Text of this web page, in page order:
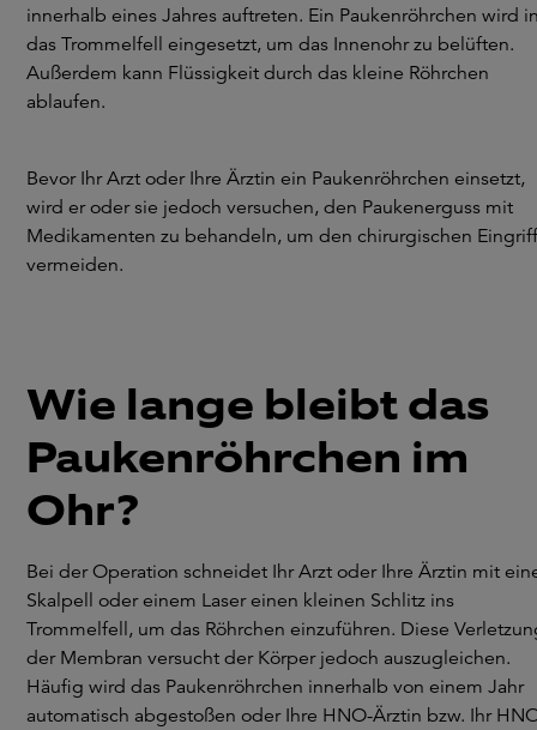
innerhalb eines Jahres auftreten. Ein Paukenröhrchen wird
das Trommelfell eingesetzt, um das Innenohr zu belüften.
Außerdem kann Flüssigkeit durch das kleine Röhrchen
ablaufen.
Bevor Ihr Arzt oder Ihre Ärztin ein Paukenröhrchen einsetzt,
wird er oder sie jedoch versuchen, den Paukenerguss mit
Medikamenten zu behandeln, um den chirurgischen
vermeiden.
Wie lange bleibt das
Paukenröhrchen im
Ohr?
Bei der Operation schneidet Ihr Arzt oder Ihre Ärztin mit
Skalpell oder einem Laser einen kleinen Schlitz ins
Trommelfell, um das Röhrchen einzuführen. Diese
der Membran versucht der Körper jedoch auszugleichen.
Häufig wird das Paukenröhrchen innerhalb von einem Jahr
automatisch abgestoßen oder Ihre HNO-Ärztin bzw. Ihr